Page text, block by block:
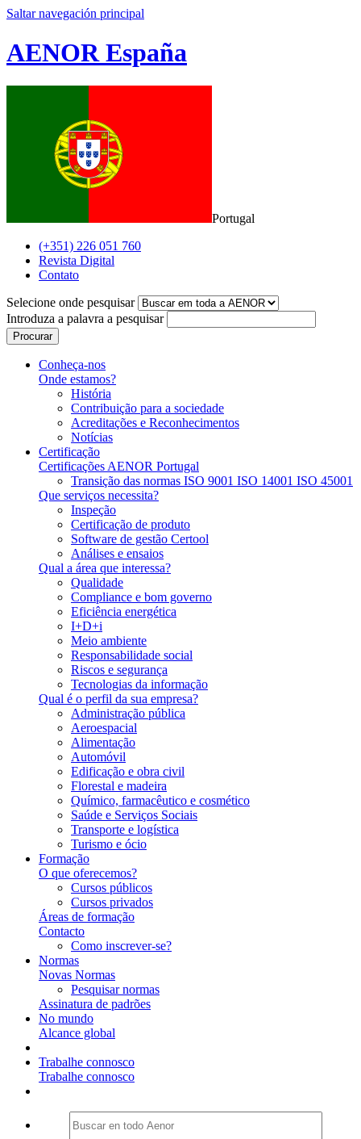
Saltar navegación principal
AENOR España
Portugal
(+351) 226 051 760
Revista Digital
Contato
Selecione onde pesquisar
Introduza a palavra a pesquisar
Procurar
Conheça-nos
Onde estamos?
História
Contribuição para a sociedade
Acreditações e Reconhecimentos
Notícias
Certificação
Certificações AENOR Portugal
Transição das normas ISO 9001 ISO 14001 ISO 45001
Que serviços necessita?
Inspeção
Certificação de produto
Software de gestão Certool
Análises e ensaios
Qual a área que interessa?
Qualidade
Compliance e bom governo
Eficiência energética
I+D+i
Meio ambiente
Responsabilidade social
Riscos e segurança
Tecnologias da informação
Qual é o perfil da sua empresa?
Administração pública
Aeroespacial
Alimentação
Automóvil
Edificação e obra civil
Florestal e madeira
Químico, farmacêutico e cosmético
Saúde e Serviços Sociais
Transporte e logística
Turismo e ócio
Formação
O que oferecemos?
Cursos públicos
Cursos privados
Áreas de formação
Contacto
Como inscrever-se?
Normas
Novas Normas
Pesquisar normas
Assinatura de padrões
No mundo
Alcance global
Trabalhe connosco
Trabalhe connosco